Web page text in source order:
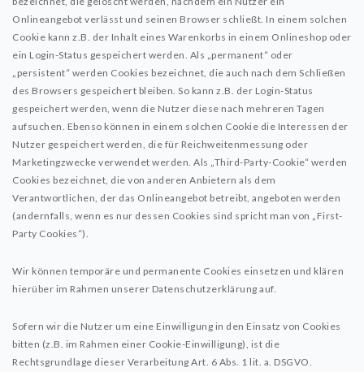
Onlineangebot verlässt und seinen Browser schließt. In einem solchen
Cookie kann z.B. der Inhalt eines Warenkorbs in einem Onlineshop oder
ein Login-Status gespeichert werden. Als „permanent“ oder
„persistent“ werden Cookies bezeichnet, die auch nach dem Schließen
des Browsers gespeichert bleiben. So kann z.B. der Login-Status
gespeichert werden, wenn die Nutzer diese nach mehreren Tagen
aufsuchen. Ebenso können in einem solchen Cookie die Interessen der
Nutzer gespeichert werden, die für Reichweitenmessung oder
Marketingzwecke verwendet werden. Als „Third-Party-Cookie“ werden
Cookies bezeichnet, die von anderen Anbietern als dem
Verantwortlichen, der das Onlineangebot betreibt, angeboten werden
(andernfalls, wenn es nur dessen Cookies sind spricht man von „First-
Party Cookies“).
Wir können temporäre und permanente Cookies einsetzen und klären
hierüber im Rahmen unserer Datenschutzerklärung auf.
Sofern wir die Nutzer um eine Einwilligung in den Einsatz von Cookies
bitten (z.B. im Rahmen einer Cookie-Einwilligung), ist die
Rechtsgrundlage dieser Verarbeitung Art. 6 Abs. 1 lit. a. DSGVO.